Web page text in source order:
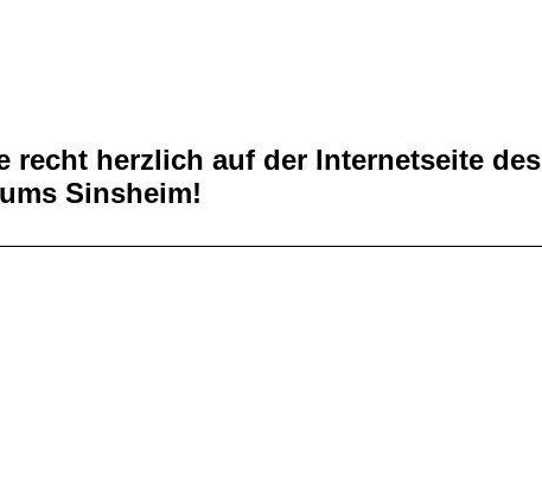
recht herzlich auf der Internetseite des
Sinsheim!